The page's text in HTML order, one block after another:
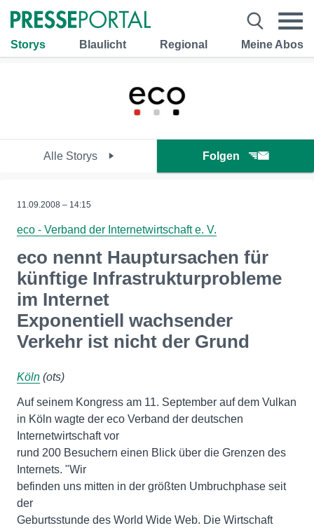
Storys Blaulicht Regional Meine Abos
Alle Storys Folgen
11.09.2008 – 14:15
eco - Verband der Internetwirtschaft e. V.
eco nennt Hauptursachen für
künftige Infrastrukturprobleme
im Internet
Exponentiell wachsender
Verkehr ist nicht der Grund
Köln (ots)
Auf seinem Kongress am 11. September auf dem Vulkan
in Köln wagte der eco Verband der deutschen
Internetwirtschaft vor
rund 200 Besuchern einen Blick über die Grenzen des
Internets. "Wir
befinden uns mitten in der größten Umbruchphase seit
der
Geburtsstunde des World Wide Web. Die Wirtschaft